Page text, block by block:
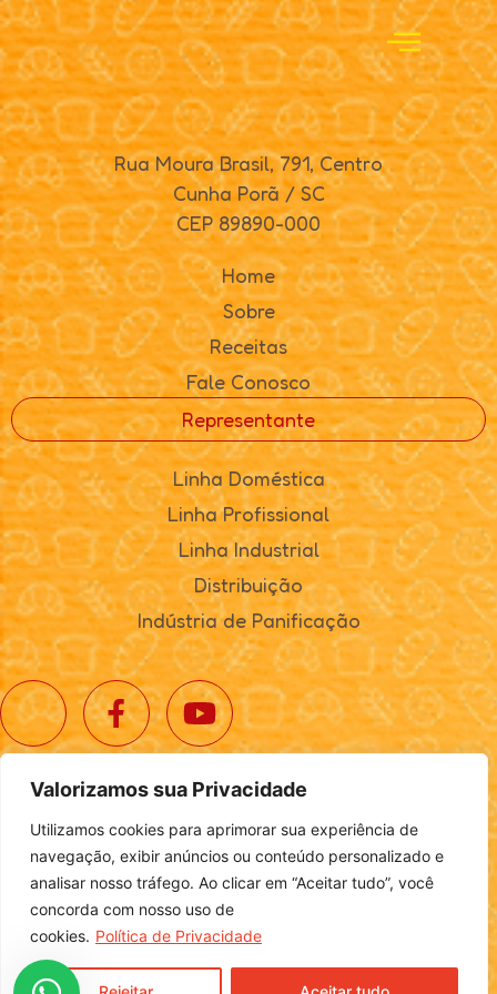
Valorizamos sua Privacidade
Utilizamos cookies para aprimorar sua experiência de
navegação, exibir anúncios ou conteúdo personalizado e
analisar nosso tráfego. Ao clicar em “Aceitar tudo”, você
concorda com nosso uso de
cookies. Política de Privacidade
Rua Moura Brasil, 791, Centro
Cunha Porã / SC
CEP 89890-000
Home
Sobre
Receitas
Fale Conosco
Representante
Linha Doméstica
Linha Profissional
Linha Industrial
Distribuição
Indústria de Panificação
© 2025. Realta Alimentos. Todos os direitos reservados.
Política de Privacidade|Definições de Cookies
Desenvolvido por